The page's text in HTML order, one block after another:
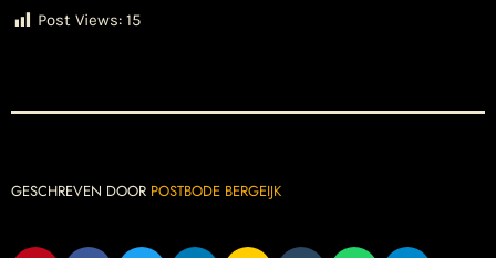
Post Views: 15
GESCHREVEN DOOR POSTBODE BERGEIJK